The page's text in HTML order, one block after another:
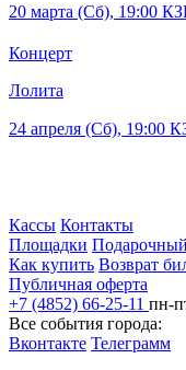
20 марта (Сб), 19:00
Концерт
Лолита
24 апреля (Сб), 19:00
Кассы Контакты
Площадки
Как купить Возврат
Публичная оферта
+7 (4852) 66-25-11 пн-
Все события города:
Вконтакте Телеграмм